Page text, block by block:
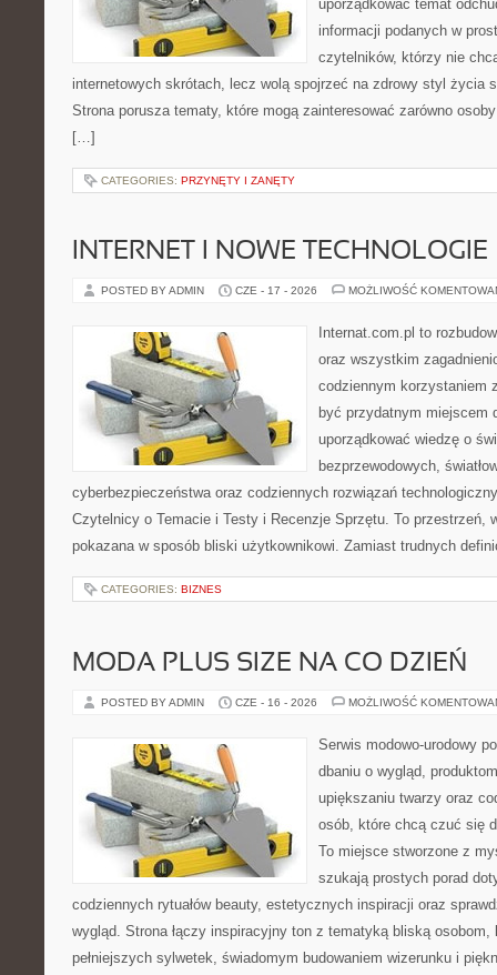
uporządkować temat
informacji podanych w
czytelników, którzy nie
internetowych skrótach, lecz wolą spojrzeć na zdrowy styl życia
Strona porusza tematy, które mogą zainteresować zarówno
[…]
CATEGORIES: PRZYNĘTY I ZANĘTY
INTERNET I NOWE TECHNOLOGIE
POSTED BY ADMIN CZE - 17 - 2026 MOŻLIWOŚĆ
Internat.com.pl to
oraz wszystkim
codziennym korzystaniem
być przydatnym miejscem
uporządkować wiedzę o
bezprzewodowych,
cyberbezpieczeństwa oraz codziennych rozwiązań
Czytelnicy o Temacie i Testy i Recenzje Sprzętu. To przestrzeń,
pokazana w sposób bliski użytkownikowi. Zamiast trudnych
CATEGORIES: BIZNES
MODA PLUS SIZE NA CO DZIEŃ
POSTED BY ADMIN CZE - 16 - 2026 MOŻLIWOŚĆ
Serwis modowo-urodowy
dbaniu o wygląd,
upiększaniu twarzy oraz
osób, które chcą czuć się
To miejsce stworzone z
szukają prostych porad
codziennych rytuałów beauty, estetycznych inspiracji oraz
wygląd. Strona łączy inspiracyjny ton z tematyką bliską
pełniejszych sylwetek, świadomym budowaniem wizerunku i